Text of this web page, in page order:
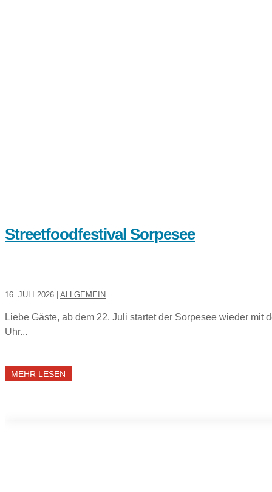
Streetfoodfestival Sorpesee
16. JULI 2026 ALLGEMEIN
Liebe Gäste, ab dem 22. Juli startet der Sorpesee wieder
Uhr...
MEHR LESEN